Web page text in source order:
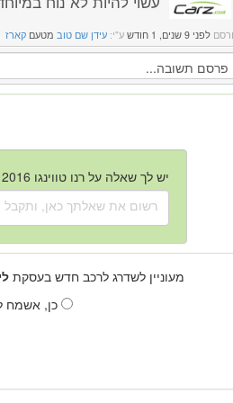
לפני 9 שנים, 1 חודש ע"י:עידן שם טוב מטעםקארז
יש לך שאלה על רנו טווינגו 2016 - 2018 החדשה?
מעוניין לשדרג לרכב חדש בעסקת
כן, אשמח